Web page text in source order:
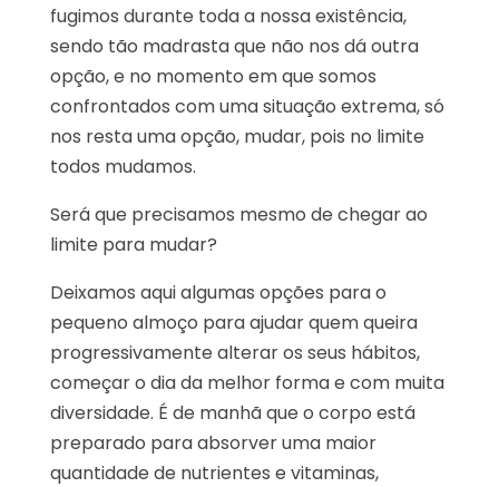
fugimos durante toda a nossa existência,
sendo tão madrasta que não nos dá outra
opção, e no momento em que somos
confrontados com uma situação extrema, só
nos resta uma opção, mudar, pois no limite
todos mudamos.
Será que precisamos mesmo de chegar ao
limite para mudar?
Deixamos aqui algumas opções para o
pequeno almoço para ajudar quem queira
progressivamente alterar os seus hábitos,
começar o dia da melhor forma e com muita
diversidade. É de manhã que o corpo está
preparado para absorver uma maior
quantidade de nutrientes e vitaminas,